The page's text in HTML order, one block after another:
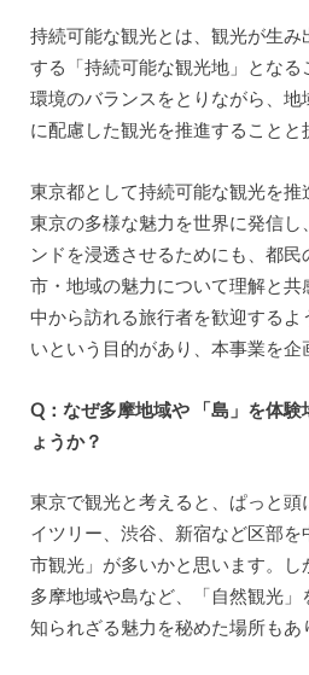
持続可能な観光とは、観光が生
する「持続可能な観光地」となる
環境のバランスをとりながら、
に配慮した観光を推進することと
東京都として持続可能な観光を推
東京の多様な魅力を世界に発信し
ンドを浸透させるためにも、都
市・地域の魅力について理解と
中から訪れる旅行者を歓迎するよ
いという目的があり、本事業を企
Q：なぜ多摩地域や 「島」を体験
ょうか？
東京で観光と考えると、ぱっと頭
イツリー、渋谷、新宿など区部
市観光」が多いかと思います。
多摩地域や島など、「自然観光」
知られざる魅力を秘めた場所もあ